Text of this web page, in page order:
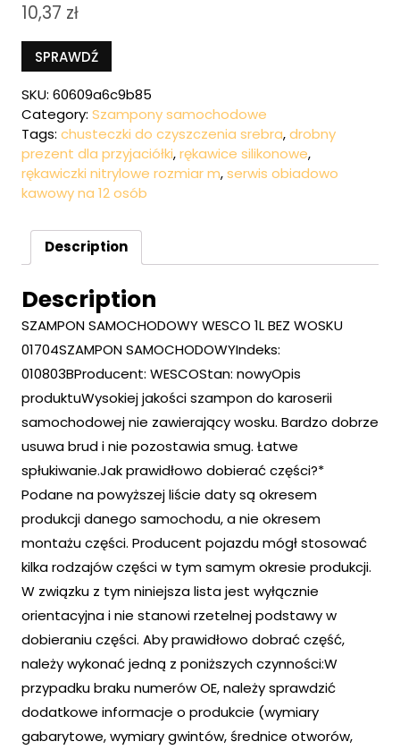
10,37 zł
SPRAWDŹ
SKU: 60609a6c9b85
Category: Szampony samochodowe
Tags: chusteczki do czyszczenia srebra,drobny
prezent dla przyjaciółki,rękawice silikonowe,
rękawiczki nitrylowe rozmiar m,serwis obiadowo
kawowy na 12 osób
Description
Description
SZAMPON SAMOCHODOWY WESCO 1L BEZ WOSKU
01704SZAMPON SAMOCHODOWYIndeks:
010803BProducent: WESCOStan: nowyOpis
produktuWysokiej jakości szampon do karoserii
samochodowej nie zawierający wosku. Bardzo dobrze
usuwa brud i nie pozostawia smug. Łatwe
spłukiwanie.Jak prawidłowo dobierać części?*
Podane na powyższej liście daty są okresem
produkcji danego samochodu, a nie okresem
montażu części. Producent pojazdu mógł stosować
kilka rodzajów części w tym samym okresie produkcji.
W związku z tym niniejsza lista jest wyłącznie
orientacyjna i nie stanowi rzetelnej podstawy w
dobieraniu części. Aby prawidłowo dobrać część,
należy wykonać jedną z poniższych czynności:W
przypadku braku numerów OE, należy sprawdzić
dodatkowe informacje o produkcie (wymiary
gabarytowe, wymiary gwintów, średnice otworów,